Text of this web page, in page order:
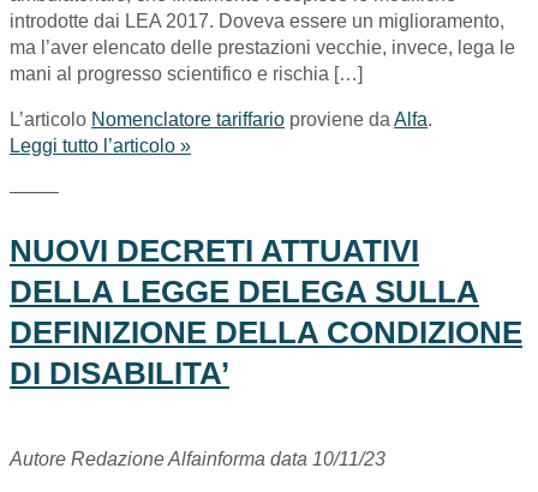
introdotte dai LEA 2017. Doveva essere un miglioramento,
ma l’aver elencato delle prestazioni vecchie, invece, lega le
mani al progresso scientifico e rischia […]
L’articolo Nomenclatore tariffario proviene da Alfa.
Leggi tutto l’articolo »
——–
NUOVI DECRETI ATTUATIVI
DELLA LEGGE DELEGA SULLA
DEFINIZIONE DELLA CONDIZIONE
DI DISABILITA’
Autore Redazione Alfainforma data 10/11/23